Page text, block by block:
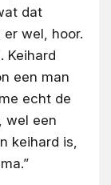
dat
wel, hoor.
Keihard
een man
echt de
wel een
keihard is,